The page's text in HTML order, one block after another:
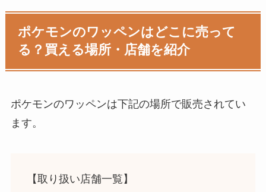
ポケモンのワッペンはどこに売って
る？買える場所・店舗を紹介
ポケモンのワッペンは下記の場所で販売されてい
ます。
【取り扱い店舗一覧】